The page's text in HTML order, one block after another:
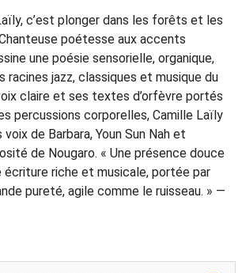
c’est plonger dans les forêts et les
poétesse aux accents
une poésie sensorielle, organique,
racines jazz, classiques et musique du
claire et ses textes d’orfèvre portés
percussions corporelles, Camille Laïly
de Barbara, Youn Sun Nah et
de Nougaro. « Une présence douce
écriture riche et musicale, portée par
pureté, agile comme le ruisseau. » —